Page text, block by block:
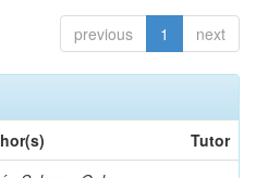
previous 1 next
Tutor